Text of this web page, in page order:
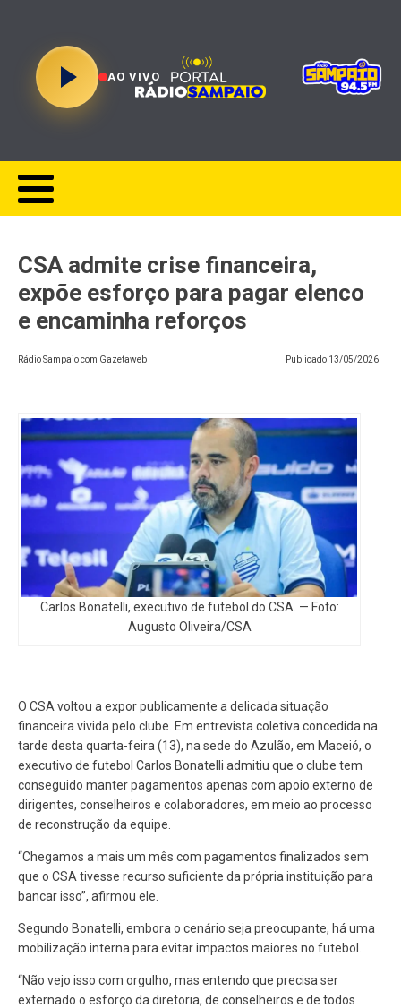
AO VIVO
CSA admite crise financeira,
expõe esforço para pagar elenco
e encaminha reforços
Rádio Sampaio com Gazetaweb Publicado 13/05/2026
Carlos Bonatelli, executivo de futebol do CSA. — Foto:
Augusto Oliveira/CSA
O CSA voltou a expor publicamente a delicada situação
financeira vivida pelo clube. Em entrevista coletiva concedida na
tarde desta quarta-feira (13), na sede do Azulão, em Maceió, o
executivo de futebol Carlos Bonatelli admitiu que o clube tem
conseguido manter pagamentos apenas com apoio externo de
dirigentes, conselheiros e colaboradores, em meio ao processo
de reconstrução da equipe.
“Chegamos a mais um mês com pagamentos finalizados sem
que o CSA tivesse recurso suficiente da própria instituição para
bancar isso”, afirmou ele.
Segundo Bonatelli, embora o cenário seja preocupante, há uma
mobilização interna para evitar impactos maiores no futebol.
“Não vejo isso com orgulho, mas entendo que precisa ser
externado o esforço da diretoria, de conselheiros e de todos